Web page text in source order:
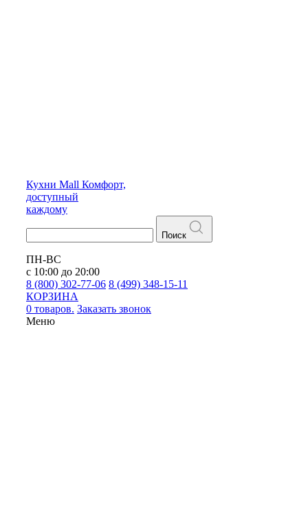
Кухни Mall Комфорт,
доступный
каждому
Поиск
ПН-ВС
с 10:00 до 20:00
8 (800) 302-77-06 8 (499) 348-15-11
КОРЗИНА
0 товаров. Заказать звонок
Меню